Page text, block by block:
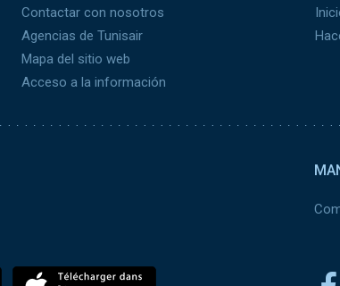
Contactar con nosotros
Agencias de Tunisair
Mapa del sitio web
Acceso a la información